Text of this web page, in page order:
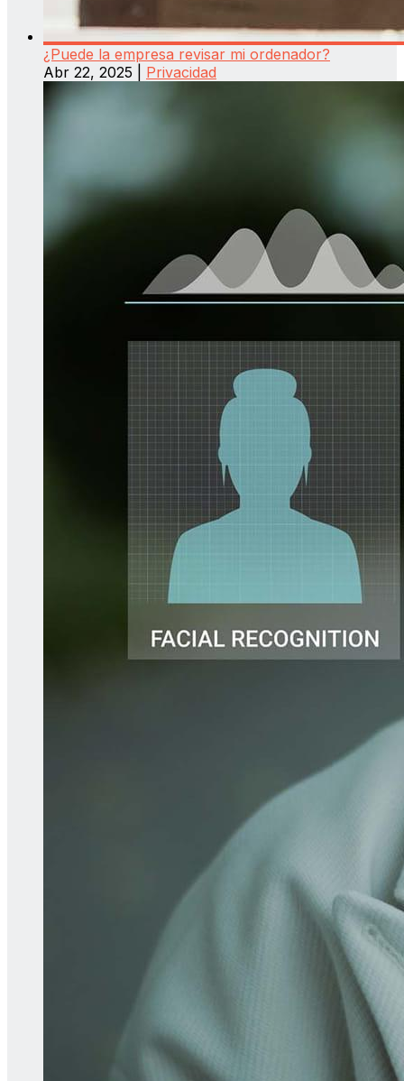
¿Puede la empresa revisar mi ordenador?
Abr 22, 2025
Privacidad